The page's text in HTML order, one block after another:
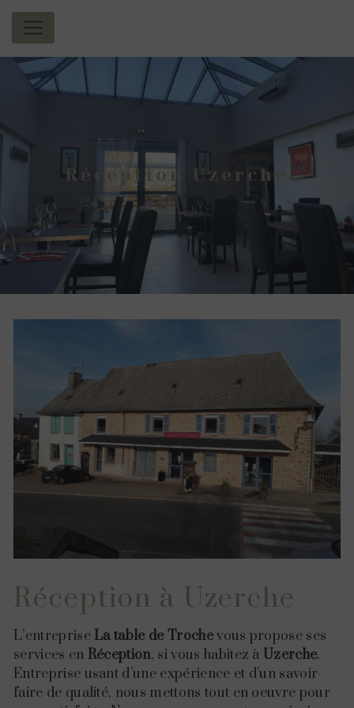
Panneau de gestion des cookies
Réception Uzerche
Réception à Uzerche
L’entrepriseLa table de Trochevous propose ses
services en Réception, si vous habitez à Uzerche.
Entreprise usant d’une expérience et d’un savoir-
faire de qualité, nous mettons tout en oeuvre pour